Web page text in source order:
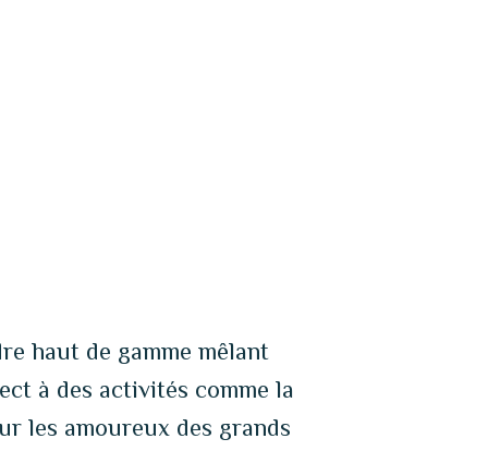
haut de gamme mêlant
à des activités comme la
les amoureux des grands